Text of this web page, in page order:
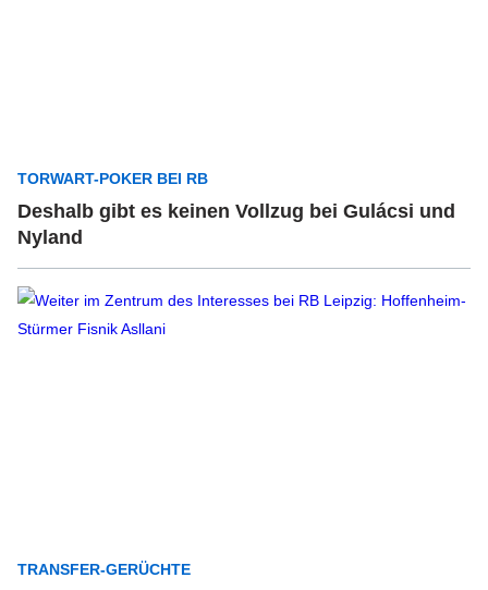
TORWART-POKER BEI RB
Deshalb gibt es keinen Vollzug bei Gulácsi und
Nyland
TRANSFER-GERÜCHTE